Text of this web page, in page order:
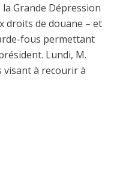
Grande Dépression
droits de douane – et
fous permettant
Lundi, M.
visant à recourir à